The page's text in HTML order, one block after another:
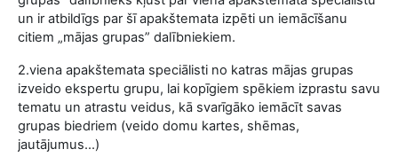
un ir atbildīgs par šī apakštemata izpēti un iemācīšanu
citiem „mājas grupas” dalībniekiem.
2.viena apakštemata speciālisti no katras mājas grupas
izveido ekspertu grupu, lai kopīgiem spēkiem izprastu savu
tematu un atrastu veidus, kā svarīgāko iemācīt savas
grupas biedriem (veido domu kartes, shēmas,
jautājumus...)